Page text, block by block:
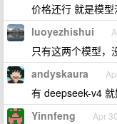
价格还行 就是模
luoyezhishui
只有这两个模型，
andyskaura
有 deepseek-v4 就
Yinnfeng Apr 30